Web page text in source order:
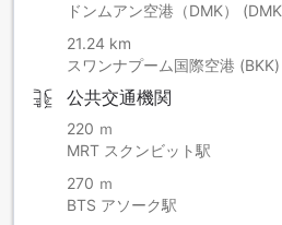
ドンムアン空港（DMK）
21.24 km
スワンナプーム国際空港 (BKK)
公共交通機関
220 ｍ
MRT スクンビット駅
270 ｍ
BTS アソーク駅